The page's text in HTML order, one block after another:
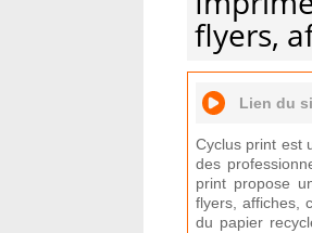
flyers,
Lien du
Cyclus print est
des
print propose
flyers, affiches,
du papier